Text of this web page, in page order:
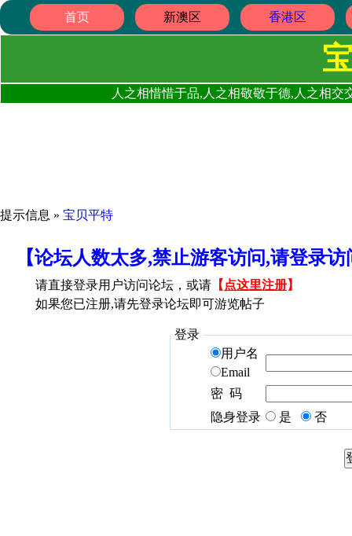
首页 新澳区 香港区
人之相惜惜于品,人之相敬敬于德,人之相
提示信息 » 宝贝平特
【论坛人数太多,禁止游客访问,请登录
请直接登录用户访问论坛，或请 【 点这里注册】
如果您已注册,请先登录论坛即可游览帖子
登录
用户名
Email
密 码
隐身登录
是 否